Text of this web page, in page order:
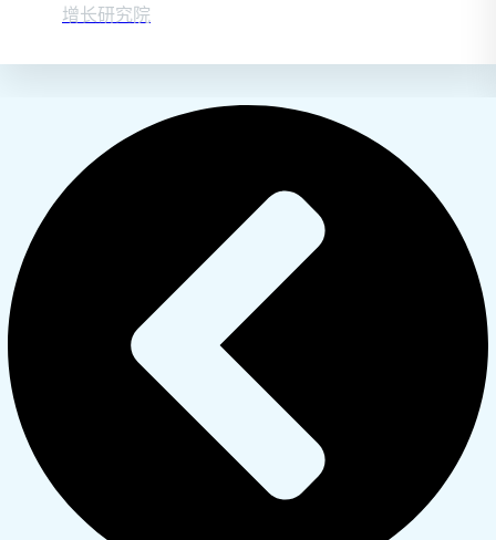
增长研究院